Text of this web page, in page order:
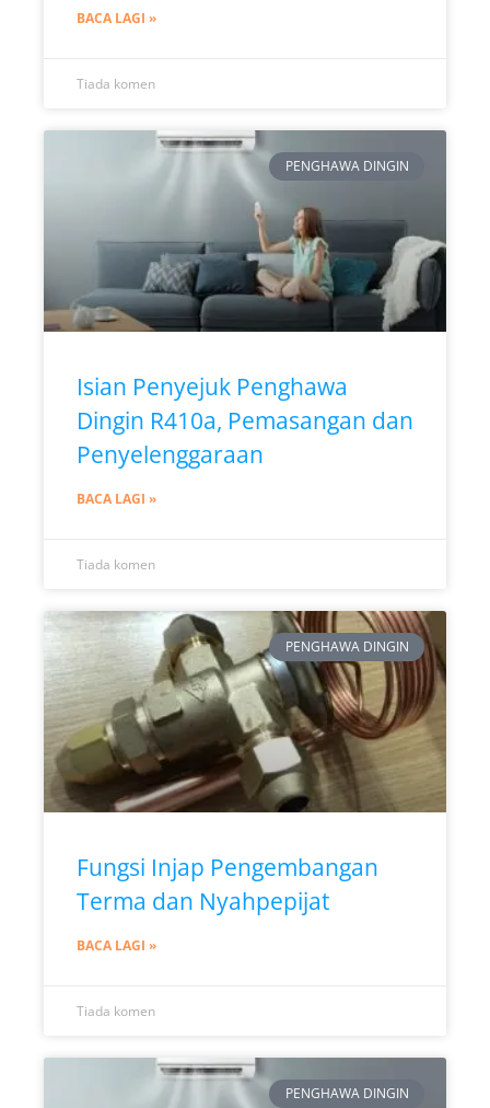
BACA LAGI »
Tiada komen
PENGHAWA DINGIN
Isian Penyejuk Penghawa
Dingin R410a, Pemasangan dan
Penyelenggaraan
BACA LAGI »
Tiada komen
PENGHAWA DINGIN
Fungsi Injap Pengembangan
Terma dan Nyahpepijat
BACA LAGI »
Tiada komen
PENGHAWA DINGIN